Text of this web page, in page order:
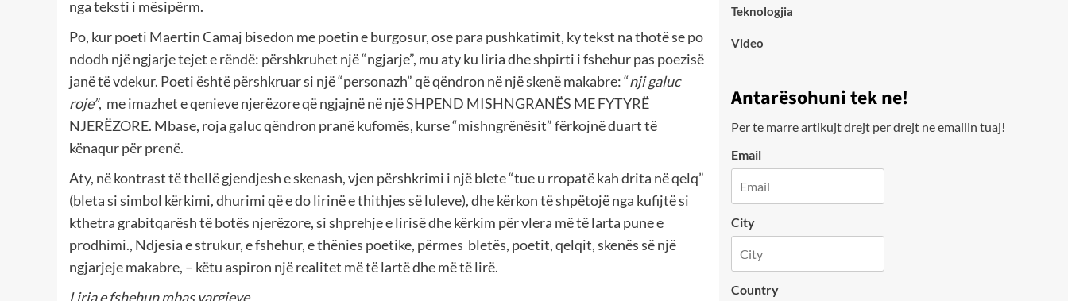
nga teksti i mësipërm.
Po, kur poeti Maertin Camaj bisedon me poetin e burgosur, ose para pushkatimit, ky tekst na thotë se po
ndodh një ngjarje tejet e rëndë: përshkruhet një “ngjarje”, mu aty ku liria dhe shpirti i fshehur pas poezisë
janë të vdekur. Poeti është përshkruar si një “personazh” që qëndron në një skenë makabre: “nji galuc
roje”, me imazhet e qenieve njerëzore që ngjajnë në një SHPEND MISHNGRANËS ME FYTYRË
NJERËZORE. Mbase, roja galuc qëndron pranë kufomës, kurse “mishngrënësit” fërkojnë duart të
kënaqur për prenë.
Aty, në kontrast të thellë gjendjesh e skenash, vjen përshkrimi i një blete “tue u rropatë kah drita në qelq”
(bleta si simbol kërkimi, dhurimi që e do lirinë e thithjes së luleve), dhe kërkon të shpëtojë nga kufijtë si
kthetra grabitqarësh të botës njerëzore, si shprehje e lirisë dhe kërkim për vlera më të larta pune e
prodhimi., Ndjesia e strukur, e fshehur, e thënies poetike, përmes bletës, poetit, qelqit, skenës së një
ngjarjeje makabre, – këtu aspiron një realitet më të lartë dhe më të lirë.
Liria e fshehun mbas vargjeve
Teknologjia
Video
Antarësohuni tek ne!
Per te marre artikujt drejt per drejt ne emailin tuaj!
Email
City
Country